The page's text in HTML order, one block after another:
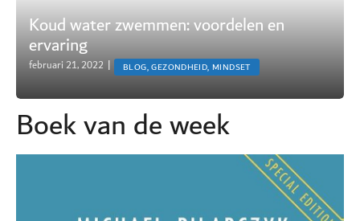
Koud water zwemmen: voordelen en
ervaring
februari 21, 2022 | BLOG, GEZONDHEID, MINDSET
Boek van de week